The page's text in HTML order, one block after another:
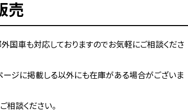
売
国車も対応しておりますのでお気軽にご相談くださ
ジに掲載しる以外にも在庫がある場合がございま
相談ください。